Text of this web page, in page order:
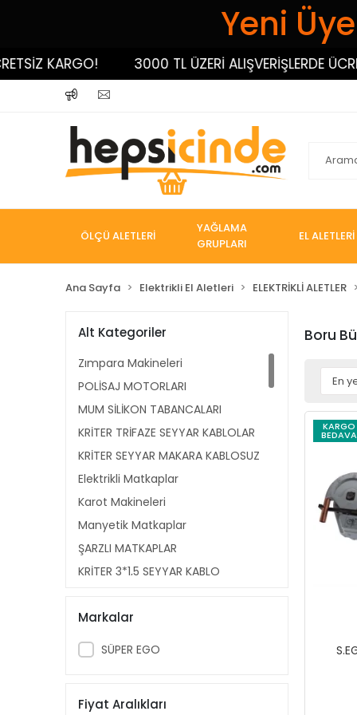
Yeni
KARGO! 3000 TL ÜZERİ ALIŞVERİŞLERDE
ÖLÇÜ ALETLERİ
YAĞLAMA
GRUPLARI
EL ALETLERİ
Ana Sayfa Elektrikli El Aletleri ELEKTRİKLİ ALETLER
Alt Kategoriler
Zımpara Makineleri
POLİSAJ MOTORLARI
MUM SİLİKON TABANCALARI
KRİTER TRİFAZE SEYYAR KABLOLAR
KRİTER SEYYAR MAKARA KABLOSUZ
Elektrikli Matkaplar
Karot Makineleri
Manyetik Matkaplar
ŞARZLI MATKAPLAR
KRİTER 3*1,5 SEYYAR KABLO
PPRC KAYNAK MAKİNA AKSAM
Boru Bükme Makineleri
Boru Temizleme Makinaları
Markalar
SÜPER EGO
Fiyat Aralıkları
Boru
KARGO
BEDAVA